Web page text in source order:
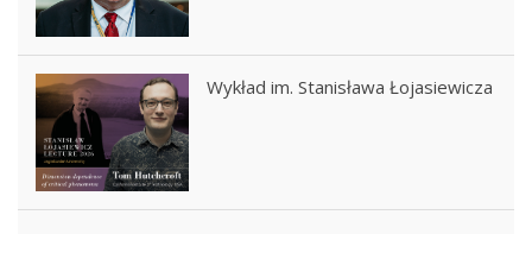
Wykład im. Stanisława Łojasiewicza